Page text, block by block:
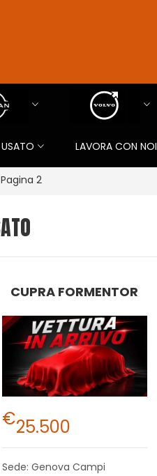
USATO LAVORA CON NOI
Pagina 2
CUPRA FORMENTOR
€25.500
Sede: Genova Campi